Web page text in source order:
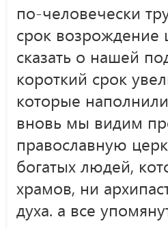
по-человечески
срок возрождение
сказать о нашей
короткий срок
которые
вновь мы видим
православную
богатых людей,
храмов, ни
духа. а все